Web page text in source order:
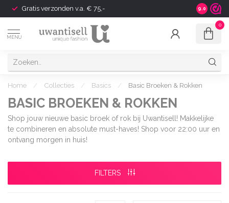
Gratis verzonden v.a. € 75,- Shipping
9.0
MENU
0
Home / Collecties / Basics / Basic Broeken & Rokken
BASIC BROEKEN & ROKKEN
Shop jouw nieuwe basic broek of rok bij Uwantisell! Makkelijke
te combineren en absolute must-haves! Shop voor 22:00 uur en
ontvang morgen in huis!
FILTERS